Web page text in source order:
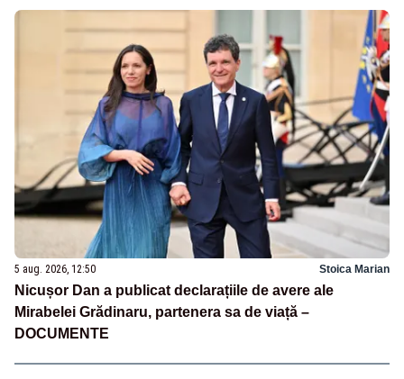
5 aug. 2026, 12:50 Stoica Marian
Nicușor Dan a publicat declarațiile de avere ale
Mirabelei Grădinaru, partenera sa de viață –
DOCUMENTE